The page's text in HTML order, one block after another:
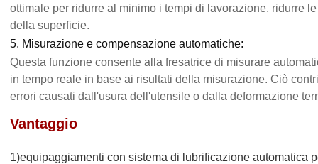
ottimale per ridurre al minimo i tempi di lavorazione, ridurre
della superficie.
5. Misurazione e compensazione automatiche:
Questa funzione consente alla fresatrice di misurare
in tempo reale in base ai risultati della misurazione. Ciò
errori causati dall'usura dell'utensile o dalla deformazione
Vantaggio
1)equipaggiamenti con sistema di lubrificazione automatica